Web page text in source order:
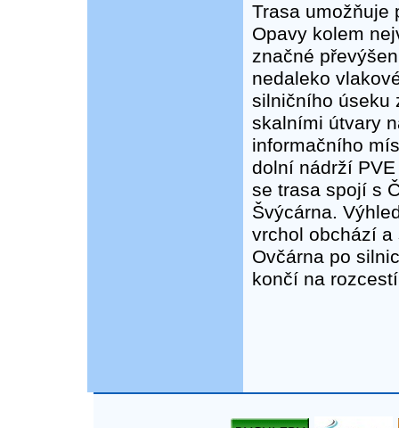
Trasa umožňuje
Opavy kolem
značné
nedaleko
silničního úseku
skalními útvary
informačního
dolní nádrží
se trasa spojí s
Švýcárna.
vrchol obchází a
Ovčárna po
končí na